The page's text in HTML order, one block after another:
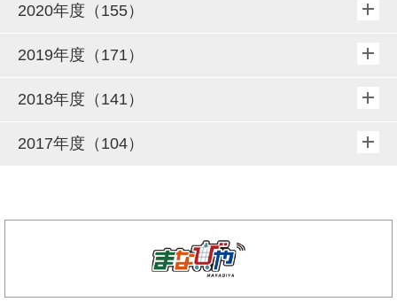
2020年度（155）
2019年度（171）
2018年度（141）
2017年度（104）